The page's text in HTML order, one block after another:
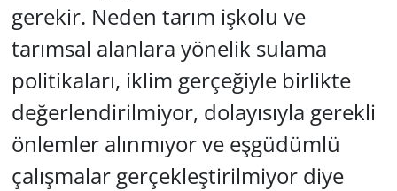
gerekir. Neden tarım işkolu ve
tarımsal alanlara yönelik sulama
politikaları, iklim gerçeğiyle birlikte
değerlendirilmiyor, dolayısıyla gerekli
önlemler alınmıyor ve eşgüdümlü
çalışmalar gerçekleştirilmiyor diye